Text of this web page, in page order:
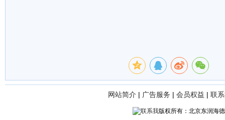
网站简介 | 广告服务 | 会员权益 | 联
版权所有：北京东润海